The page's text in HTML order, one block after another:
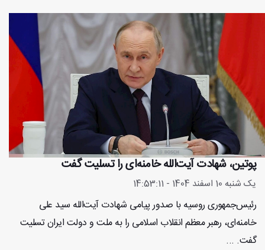
پوتین، شهادت آیت‌الله خامنه‌ای را تسلیت گفت
یک شنبه 10 اسفند 1404 - 14:53:11
رئیس‌جمهوری روسیه با صدور پیامی شهادت آیت‌الله سید علی
خامنه‌ای، رهبر معظم انقلاب اسلامی را به ملت و دولت ایران تسلیت
گفت. ...